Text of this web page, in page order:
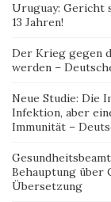
Uruguay: Gericht
13 Jahren!
Der Krieg gegen
werden –
Neue Studie: Die
Infektion, aber
Immunität –
Behauptung über
Übersetzung